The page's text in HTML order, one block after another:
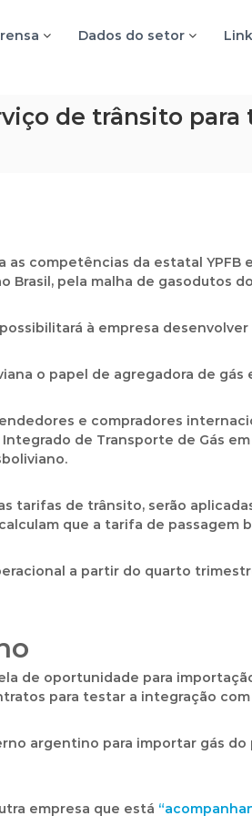
Dados do setor
de trânsito
as competências da estatal YPFB
Brasil, pela malha de gasodutos
à empresa
o papel de agregadora de gás
e compradores
de Transporte de Gás
tarifas de trânsito, serão
que a tarifa de passagem
a partir do quarto
de oportunidade para
para testar a integração
argentino para importar gás do
empresa que está